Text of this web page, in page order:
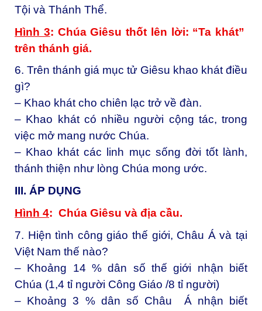
Tội và Thánh Thể.
Hình 3: Chúa Giêsu thốt lên lời: “Ta khát”
trên thánh giá.
6. Trên thánh giá mục tử Giêsu khao khát điều
gì?
– Khao khát cho chiên lạc trở về đàn.
– Khao khát có nhiều người cộng tác, trong
việc mở mang nước Chúa.
– Khao khát các linh mục sống đời tốt lành,
thánh thiện như lòng Chúa mong ước.
III. ÁP DỤNG
Hình 4: Chúa Giêsu và địa cầu.
7. Hiện tình công giáo thế giới, Châu Á và tại
Việt Nam thế nào?
– Khoảng 14 % dân số thế giới nhận biết
Chúa (1,4 tỉ người Công Giáo /8 tỉ người)
– Khoảng 3 % dân số Châu Á nhận biết